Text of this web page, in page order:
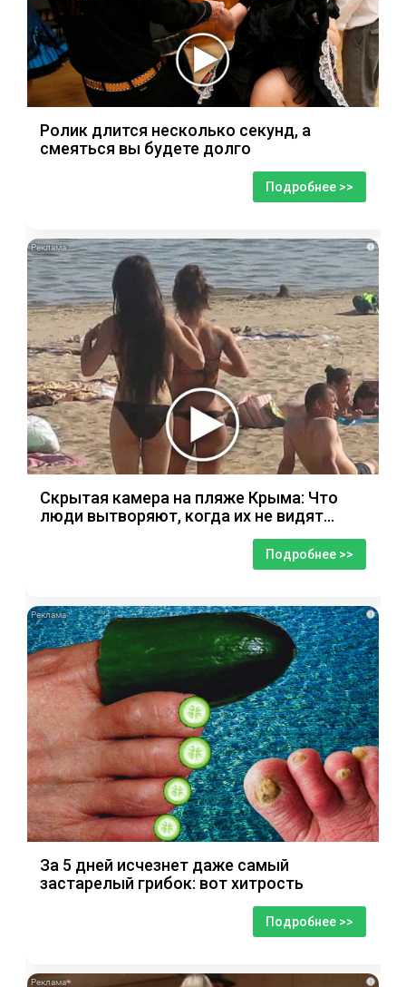
Ролик длится несколько секунд, а
смеяться вы будете долго
Подробнее >>
i
Скрытая камера на пляже Крыма: Что
люди вытворяют, когда их не видят...
Подробнее >>
i
За 5 дней исчезнет даже самый
застарелый грибок: вот хитрость
Подробнее >>
i